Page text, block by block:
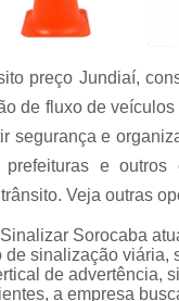
preço Jundiaí,
de fluxo de
segurança e
prefeituras e
Veja outras
Sorocaba
sinalização
de advertência,
a empresa